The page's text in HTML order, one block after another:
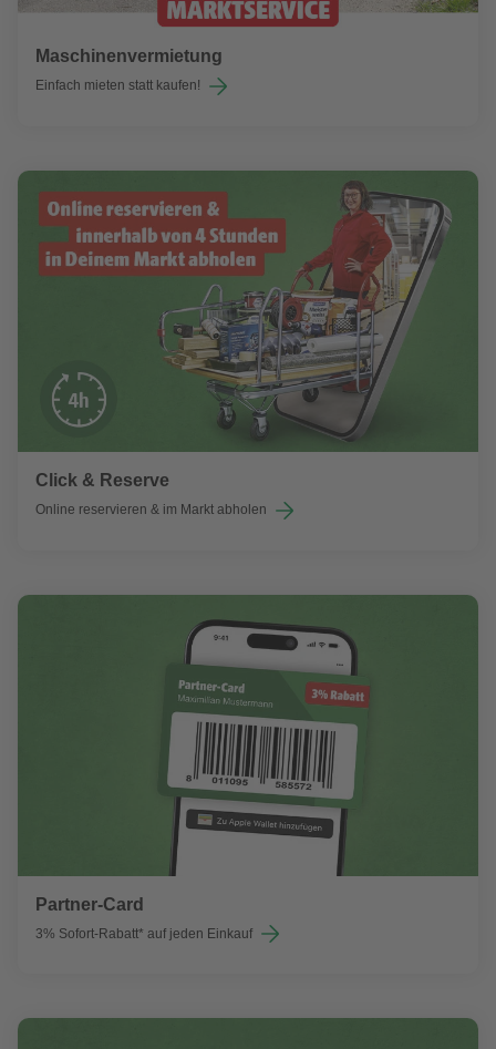
Maschinenvermietung
Einfach mieten statt kaufen!
Click & Reserve
Online reservieren & im Markt abholen
Partner-Card
3% Sofort-Rabatt* auf jeden Einkauf